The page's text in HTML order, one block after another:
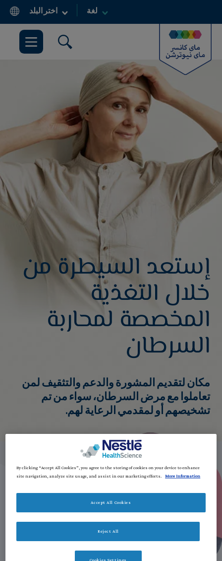
المحتوى
الرئيسي
اختر البلد لغة
إستعد السيطرة من
خلال التغذية
المخصصة لمحاربة
السرطان
مكان لتقديم المشورة والدعم والتثقيف لمن
تعاملوا مع مرض السرطان، سواء من تم
تشخيصهم أو لمقدمي الرعاية لهم.
By clicking “Accept All Cookies”, you agree to the storing of cookies on your device to enhance
site navigation, analyze site usage, and assist in our marketing efforts. More Information
Reject All
Accept All Cookies